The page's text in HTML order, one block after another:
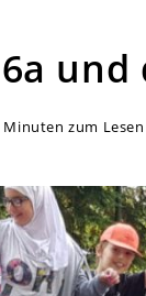
und
Minuten zum Lesen